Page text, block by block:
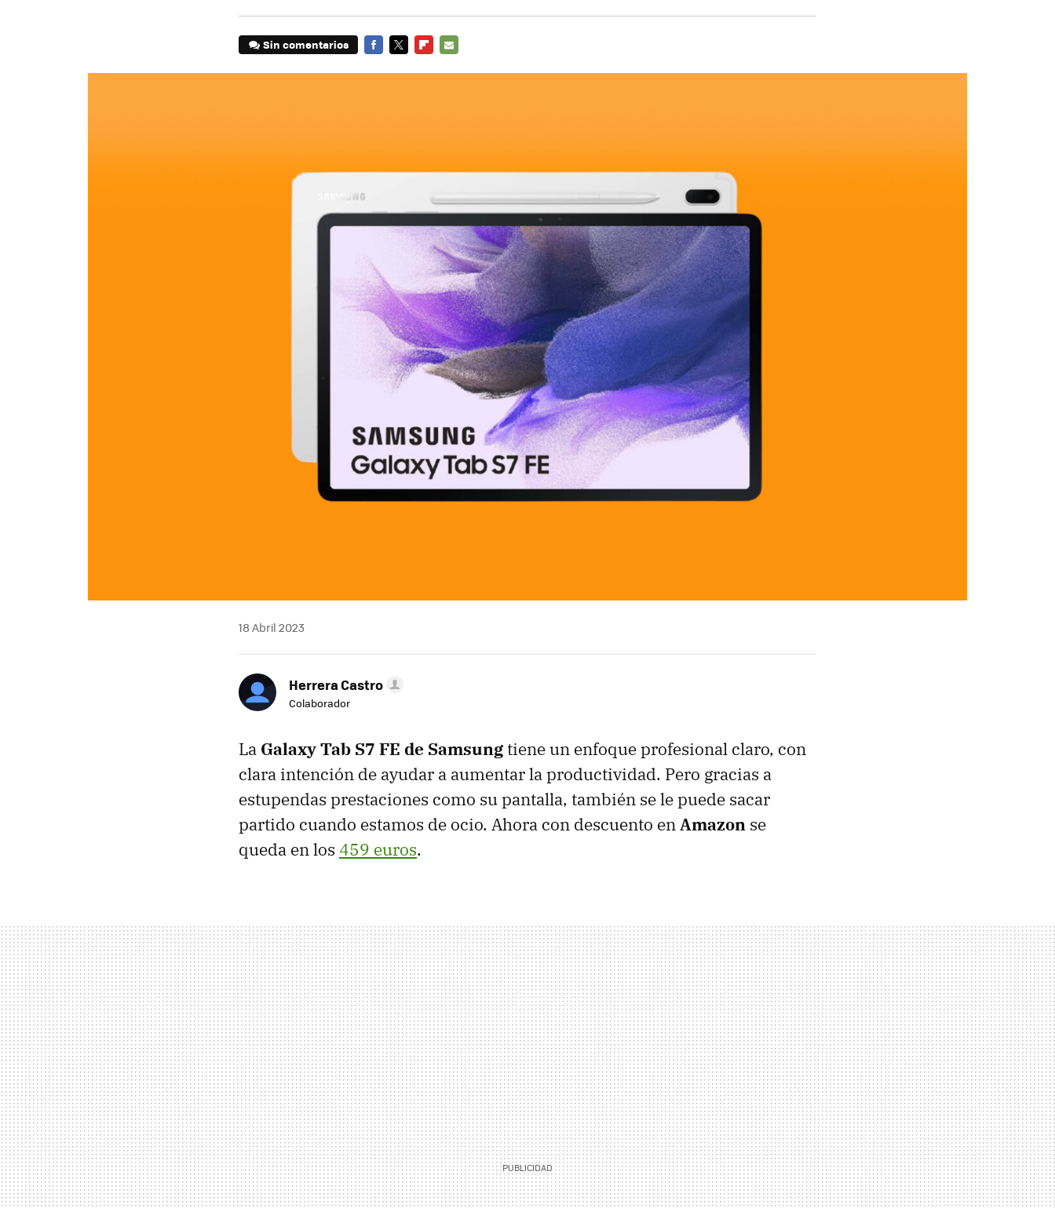
Sin comentarios
18 Abril 2023
Herrera Castro
Colaborador
La Galaxy Tab S7 FE de Samsung tiene un enfoque profesional claro, con
clara intención de ayudar a aumentar la productividad. Pero gracias a
estupendas prestaciones como su pantalla, también se le puede sacar
partido cuando estamos de ocio. Ahora con descuento enAmazon se
queda en los 459 euros.